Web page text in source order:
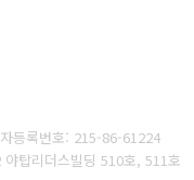
등록번호: 215-86-61224
탑리더스빌딩 510호, 511호